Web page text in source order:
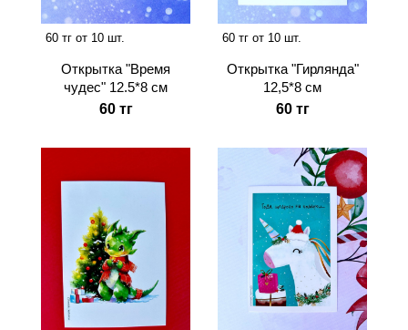
60 тг от 10 шт.
Открытка "Время
чудес" 12.5*8 см
60 тг
60 тг от 10 шт.
Открытка "Гирлянда"
12,5*8 см
60 тг